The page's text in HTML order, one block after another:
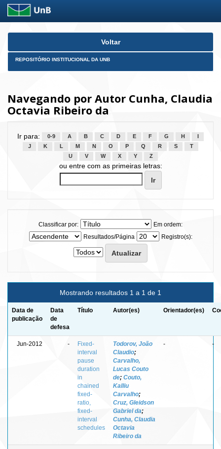
Skip
Voltar
REPOSITÓRIO INSTITUCIONAL DA UNB
Navegando por Autor Cunha, Claudia
Octavia Ribeiro da
Ir para: 0-9 A B C D E F G H
J
K L M N O P Q R S
T
U
V W X Y Z
ou entre com as primeiras letras:
Classificar por:
Em ordem:
Resultados/Página
Registro(s):
Mostrando resultados 1 a 1 de 1
Data de
publicação
Data
de
defesa
Título Autor(es) Orientador(es)
Jun-2012 -
Fixed-
interval
pause
duration
in
chained
fixed-
ratio,
fixed-
interval
schedules
Todorov, João
Claudio;
Carvalho,
Lucas Couto
de; Couto,
Kalliu
Carvalho;
Cruz, Gleidson
Gabriel da;
Cunha, Claudia
Octavia
Ribeiro da
- -